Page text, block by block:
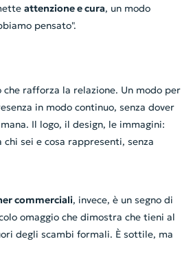
attenzione e cura, un modo
pensato".
che rafforza la relazione. Un modo per
in modo continuo, senza dover
Il logo, il design, le immagini:
sei e cosa rappresenti, senza
commerciali, invece, è un segno di
omaggio che dimostra che tieni al
degli scambi formali. È sottile, ma